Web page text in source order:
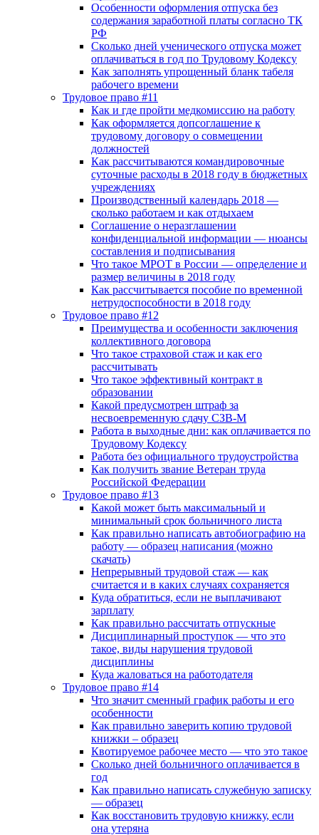
Особенности оформления отпуска без
содержания заработной платы согласно ТК
РФ
Сколько дней ученического отпуска может
оплачиваться в год по Трудовому Кодексу
Как заполнять упрощенный бланк табеля
рабочего времени
Трудовое право #11
Как и где пройти медкомиссию на работу
Как оформляется допсоглашение к
трудовому договору о совмещении
должностей
Как рассчитываются командировочные
суточные расходы в 2018 году в бюджетных
учреждениях
Производственный календарь 2018 —
сколько работаем и как отдыхаем
Соглашение о неразглашении
конфиденциальной информации — нюансы
составления и подписывания
Что такое МРОТ в России — определение и
размер величины в 2018 году
Как рассчитывается пособие по временной
нетрудоспособности в 2018 году
Трудовое право #12
Преимущества и особенности заключения
коллективного договора
Что такое страховой стаж и как его
рассчитывать
Что такое эффективный контракт в
образовании
Какой предусмотрен штраф за
несвоевременную сдачу СЗВ-М
Работа в выходные дни: как оплачивается по
Трудовому Кодексу
Работа без официального трудоустройства
Как получить звание Ветеран труда
Российской Федерации
Трудовое право #13
Какой может быть максимальный и
минимальный срок больничного листа
Как правильно написать автобиографию на
работу — образец написания (можно
скачать)
Непрерывный трудовой стаж — как
считается и в каких случаях сохраняется
Куда обратиться, если не выплачивают
зарплату
Как правильно рассчитать отпускные
Дисциплинарный проступок — что это
такое, виды нарушения трудовой
дисциплины
Куда жаловаться на работодателя
Трудовое право #14
Что значит сменный график работы и его
особенности
Как правильно заверить копию трудовой
книжки – образец
Квотируемое рабочее место — что это такое
Сколько дней больничного оплачивается в
год
Как правильно написать служебную записку
— образец
Как восстановить трудовую книжку, если
она утеряна